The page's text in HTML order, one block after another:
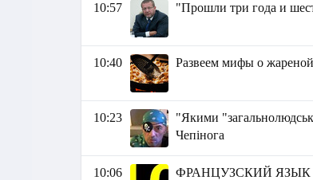
10:57 "Прошли три года и
10:40 Развеем мифы о
10:23
"Якими
Чепінога
10:06 ФРАНЦУЗСКИЙ